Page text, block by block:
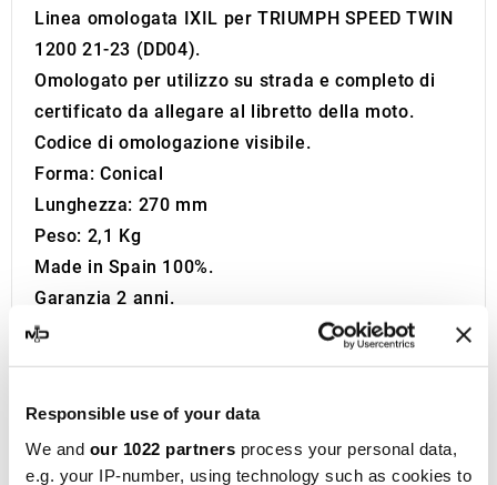
Responsible use of your data
We and our 1022 partners process your personal data,
e.g. your IP-number, using technology such as cookies to
Linea omologata IXIL per TRIUMPH SPEED TWIN
1200 21-23 (DD04).
Omologato per utilizzo su strada e completo di
certificato da allegare al libretto della moto.
Codice di omologazione visibile.
Forma: Conical
Lunghezza: 270 mm
Peso: 2,1 Kg
Made in Spain 100%.
Garanzia 2 anni.
Informazioni Aggiuntive:
decennio MotoDecibel si occupa della ricerca e
della rivendita dei migliori Scarichi Sportivi,